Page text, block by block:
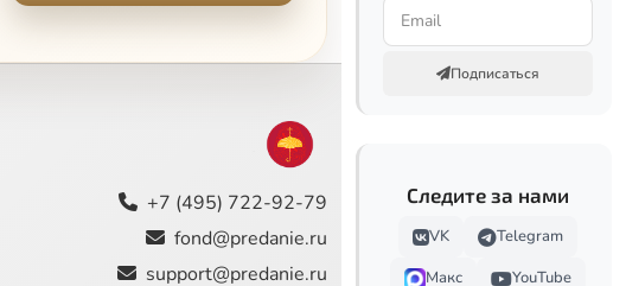
25:10
22:42
30:34
+7 (495) 722-92-79
fond@predanie.ru
support@predanie.ru
Подписаться
Следите за нами
VK
Telegram
Макс
YouTube